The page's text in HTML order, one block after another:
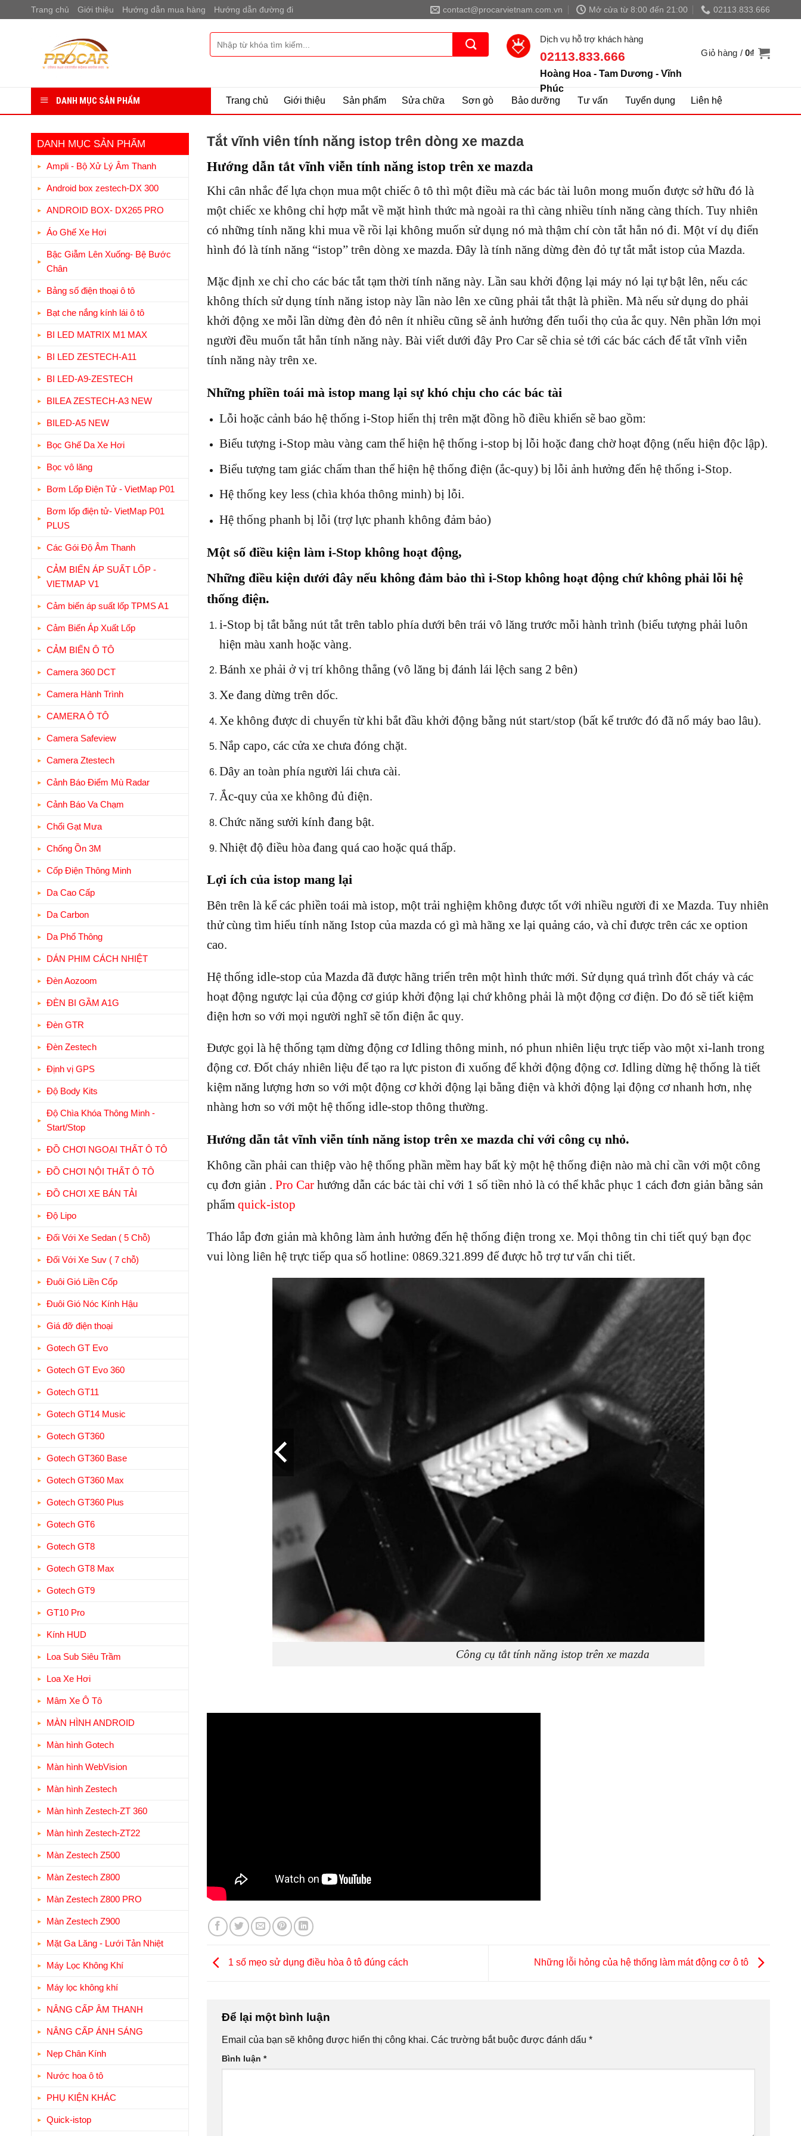
qua
Trang chủ Giới thiệu Hướng dẫn mua hàng Hướng dẫn đường đi contact@procarvietnam.com.vn Mở cửa từ 8:00 đến 21:00 02113.833.666
kiếm:
Dịch vụ hỗ trợ khách hàng
02113.833.666
Hoàng Hoa - Tam Dương - Vĩnh
Phúc
Giỏ hàng /0₫
DANH MỤC SẢN PHẨM Trang chủ Giới thiệu Sản phẩm Sửa chữa Sơn gò Bảo dưỡng Tư vấn Tuyển dụng Liên hệ
DANH MỤC SẢN PHẨM
Ampli - Bộ Xử Lý Âm Thanh
Android box zestech-DX 300
ANDROID BOX- DX265 PRO
Áo Ghế Xe Hơi
Bậc Giẫm Lên Xuống- Bệ Bước
Chân
Bảng số điện thoại ô tô
Bạt che nắng kính lái ô tô
BI LED MATRIX M1 MAX
BI LED ZESTECH-A11
BI LED-A9-ZESTECH
BILEA ZESTECH-A3 NEW
BILED-A5 NEW
Bọc Ghế Da Xe Hơi
Bọc vô lăng
Bơm Lốp Điện Tử - VietMap P01
Bơm lốp điện tử- VietMap P01
PLUS
Các Gói Độ Âm Thanh
CẢM BIẾN ÁP SUẤT LỐP -
VIETMAP V1
Cảm biến áp suất lốp TPMS A1
Cảm Biến Áp Xuất Lốp
CẢM BIẾN Ô TÔ
Camera 360 DCT
Camera Hành Trình
CAMERA Ô TÔ
Camera Safeview
Camera Ztestech
Cảnh Báo Điểm Mù Radar
Cảnh Báo Va Chạm
Chổi Gạt Mưa
Chống Ồn 3M
Cốp Điện Thông Minh
Da Cao Cấp
Da Carbon
Da Phổ Thông
DÁN PHIM CÁCH NHIỆT
Đèn Aozoom
ĐÈN BI GẦM A1G
Đèn GTR
Đèn Zestech
Định vị GPS
Độ Body Kits
Độ Chìa Khóa Thông Minh -
Start/Stop
ĐỒ CHƠI NGOẠI THẤT Ô TÔ
ĐỒ CHƠI NỘI THẤT Ô TÔ
ĐỒ CHƠI XE BÁN TẢI
Độ Lipo
Đối Với Xe Sedan ( 5 Chỗ)
Đối Với Xe Suv ( 7 chỗ)
Đuôi Gió Liền Cốp
Đuôi Gió Nóc Kính Hậu
Giá đỡ điện thoại
Gotech GT Evo
Gotech GT Evo 360
Gotech GT11
Gotech GT14 Music
Gotech GT360
Gotech GT360 Base
Gotech GT360 Max
Gotech GT360 Plus
Gotech GT6
Gotech GT8
Gotech GT8 Max
Gotech GT9
GT10 Pro
Kính HUD
Loa Sub Siêu Trầm
Loa Xe Hơi
Mâm Xe Ô Tô
MÀN HÌNH ANDROID
Màn hình Gotech
Màn hình WebVision
Màn hình Zestech
Màn hình Zestech-ZT 360
Màn hình Zestech-ZT22
Màn Zestech Z500
Màn Zestech Z800
Màn Zestech Z800 PRO
Màn Zestech Z900
Mặt Ga Lăng - Lưới Tản Nhiệt
Máy Lọc Không Khí
Máy lọc không khí
NÂNG CẤP ÂM THANH
NÂNG CẤP ÁNH SÁNG
Nẹp Chân Kính
Nước hoa ô tô
PHỤ KIỆN KHÁC
Quick-istop
Tắt vĩnh viên tính năng istop trên dòng xe mazda
Hướng dẫn tắt vĩnh viễn tính năng istop trên xe mazda
Khi cân nhắc để lựa chọn mua một chiếc ô tô thì một điều mà các bác tài luôn mong muốn được sở hữu đó là
một chiếc xe không chỉ hợp mắt về mặt hình thức mà ngoài ra thì càng nhiều tính năng càng thích. Tuy nhiên
có những tính năng khi mua về rồi lại không muốn sử dụng nó mà thậm chí còn tắt hẳn nó đi. Một ví dụ điển
hình đó là tính năng “istop” trên dòng xe mazda. Đây là tính năng dừng đèn đỏ tự tắt mắt istop của Mazda.
Mặc định xe chỉ cho các bác tắt tạm thời tính năng này. Lần sau khởi động lại máy nó lại tự bật lên, nếu các
không thích sử dụng tính năng istop này lần nào lên xe cũng phải tắt thật là phiền. Mà nếu sử dụng do phải
khởi động xe mỗi lần dừng đèn đỏ nên ít nhiều cũng sẽ ảnh hưởng đến tuổi thọ của ắc quy. Nên phần lớn mọi
người đều muốn tắt hẳn tính năng này. Bài viết dưới đây Pro Car sẽ chia sẻ tới các bác cách để tắt vĩnh viễn
tính năng này trên xe.
Những phiền toái mà istop mang lại sự khó chịu cho các bác tài
Lỗi hoặc cảnh báo hệ thống i-Stop hiển thị trên mặt đồng hồ điều khiển sẽ bao gồm:
Biểu tượng i-Stop màu vàng cam thể hiện hệ thống i-stop bị lỗi hoặc đang chờ hoạt động (nếu hiện độc lập).
Biểu tượng tam giác chấm than thể hiện hệ thống điện (ắc-quy) bị lỗi ảnh hưởng đến hệ thống i-Stop.
Hệ thống key less (chìa khóa thông minh) bị lỗi.
Hệ thống phanh bị lỗi (trợ lực phanh không đảm bảo)
Một số điều kiện làm i-Stop không hoạt động,
Những điều kiện dưới đây nếu không đảm bảo thì i-Stop không hoạt động chứ không phải lỗi hệ
thống điện.
i-Stop bị tắt bằng nút tắt trên tablo phía dưới bên trái vô lăng trước mỗi hành trình (biểu tượng phải luôn
hiện màu xanh hoặc vàng.
Bánh xe phải ở vị trí không thẳng (vô lăng bị đánh lái lệch sang 2 bên)
Xe đang dừng trên dốc.
Xe không được di chuyển từ khi bắt đầu khởi động bằng nút start/stop (bất kể trước đó đã nổ máy bao lâu).
Nắp capo, các cửa xe chưa đóng chặt.
Dây an toàn phía người lái chưa cài.
Ắc-quy của xe không đủ điện.
Chức năng sưởi kính đang bật.
Nhiệt độ điều hòa đang quá cao hoặc quá thấp.
Lợi ích của istop mang lại
Bên trên là kể các phiền toái mà istop, một trải nghiệm không được tốt với nhiều người đi xe Mazda. Tuy nhiên
thử cùng tìm hiểu tính năng Istop của mazda có gì mà hãng xe lại quảng cáo, và chỉ được trên các xe option
cao.
Hệ thống idle-stop của Mazda đã được hãng triển trên một hình thức mới. Sử dụng quá trình đốt cháy và các
hoạt động ngược lại của động cơ giúp khởi động lại chứ không phải là một động cơ điện. Do đó sẽ tiết kiệm
điện hơn so với mọi người nghĩ sẽ tốn điện ắc quy.
Được gọi là hệ thống tạm dừng động cơ Idling thông minh, nó phun nhiên liệu trực tiếp vào một xi-lanh trong
động cơ. Đốt cháy nhiên liệu để tạo ra lực piston đi xuống để khởi động động cơ. Idling dừng hệ thống là tiết
kiệm năng lượng hơn so với một động cơ khởi động lại bằng điện và khởi động lại động cơ nhanh hơn, nhẹ
nhàng hơn so với một hệ thống idle-stop thông thường.
Hướng dẫn tắt vĩnh viễn tính năng istop trên xe mazda chỉ với công cụ nhỏ.
Không cần phải can thiệp vào hệ thống phần mềm hay bất kỳ một hệ thống điện nào mà chỉ cần với một công
cụ đơn giản . Pro Car hướng dẫn các bác tài chỉ với 1 số tiền nhỏ là có thể khắc phục 1 cách đơn giản bằng sản
phẩm quick-istop
Tháo lắp đơn giản mà không làm ảnh hưởng đến hệ thống điện trong xe. Mọi thông tin chi tiết quý bạn đọc
vui lòng liên hệ trực tiếp qua số hotline: 0869.321.899 để được hỗ trợ tư vấn chi tiết.
Công cụ tắt tính năng istop trên xe mazda
1 số mẹo sử dụng điều hòa ô tô đúng cách Những lỗi hỏng của hệ thống làm mát động cơ ô tô
Để lại một bình luận
Email của bạn sẽ không được hiển thị công khai. Các trường bắt buộc được đánh dấu *
Bình luận *